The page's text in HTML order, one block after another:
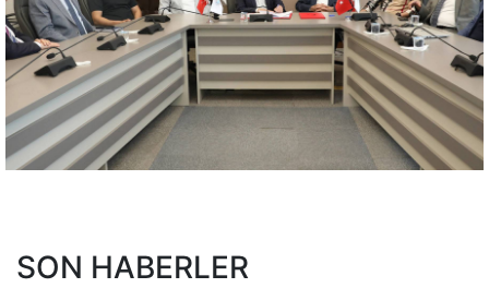
SON HABERLER